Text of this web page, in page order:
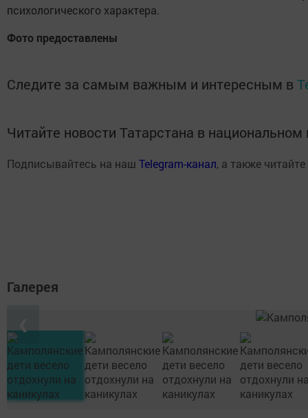
психологического характера.
Фото предоставлены
Следите за самым важным и интересным в
Читайте новости Татарстана в
Подписывайтесь на наш Telegram-канал, а также
Галерея